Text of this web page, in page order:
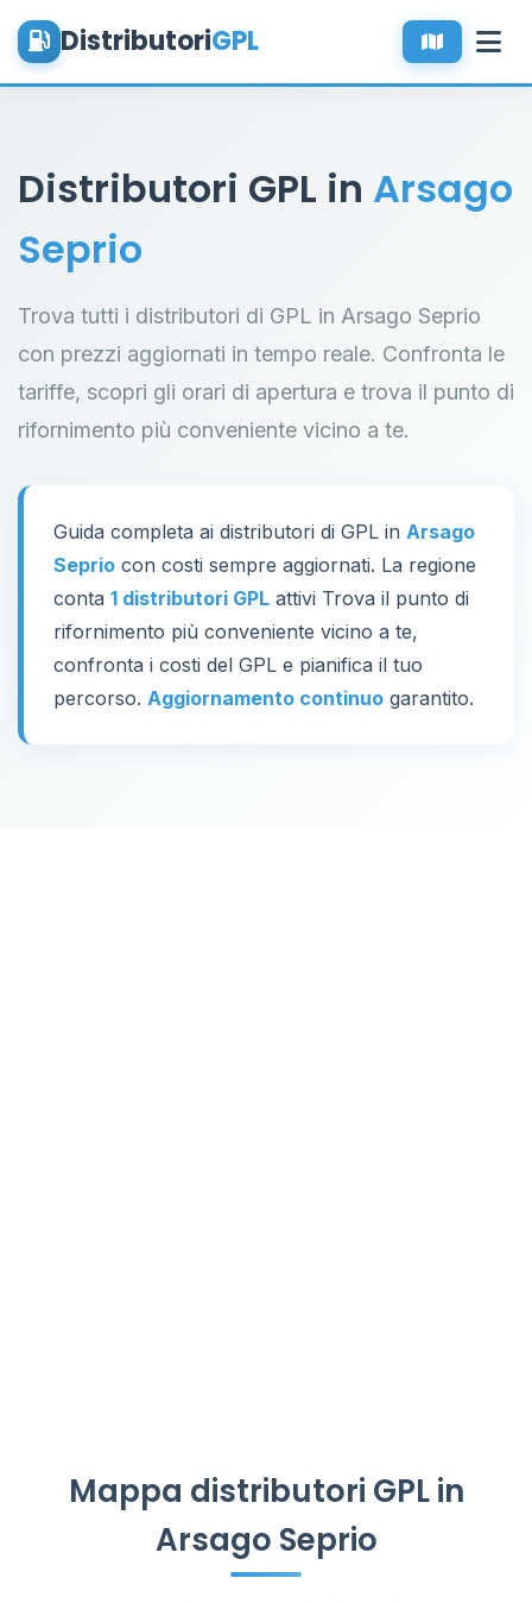
DistributoriGPL
Distributori GPL in Arsago
Seprio
Trova tutti i distributori di GPL in Arsago Seprio
con prezzi aggiornati in tempo reale. Confronta le
tariffe, scopri gli orari di apertura e trova il punto di
rifornimento più conveniente vicino a te.
Guida completa ai distributori di GPL in Arsago
Seprio con costi sempre aggiornati. La regione
conta 1 distributori GPL attivi Trova il punto di
rifornimento più conveniente vicino a te,
confronta i costi del GPL e pianifica il tuo
percorso. Aggiornamento continuo garantito.
Mappa distributori GPL in
Arsago Seprio